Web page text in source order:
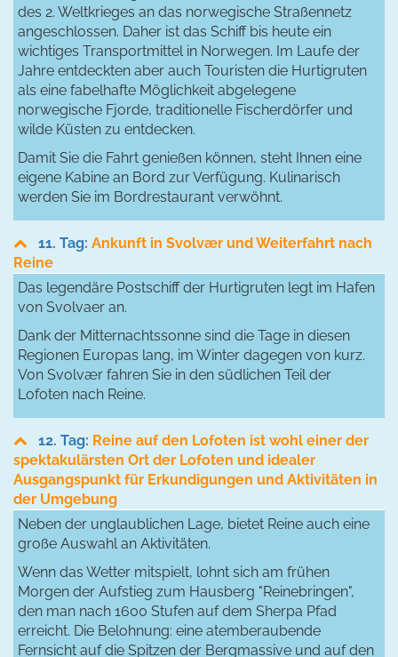
des 2. Weltkrieges an das norwegische Straßennetz
angeschlossen. Daher ist das Schiff bis heute ein
wichtiges Transportmittel in Norwegen. Im Laufe der
Jahre entdeckten aber auch Touristen die Hurtigruten
als eine fabelhafte Möglichkeit abgelegene
norwegische Fjorde, traditionelle Fischerdörfer und
wilde Küsten zu entdecken.
Damit Sie die Fahrt genießen können, steht Ihnen eine
eigene Kabine an Bord zur Verfügung. Kulinarisch
werden Sie im Bordrestaurant verwöhnt.
11. Tag: Ankunft in Svolvær und Weiterfahrt nach
Reine
Das legendäre Postschiff der Hurtigruten legt im Hafen
von Svolvaer an.
Dank der Mitternachtssonne sind die Tage in diesen
Regionen Europas lang, im Winter dagegen von kurz.
Von Svolvær fahren Sie in den südlichen Teil der
Lofoten nach Reine.
12. Tag: Reine auf den Lofoten ist wohl einer der
spektakulärsten Ort der Lofoten und idealer
Ausgangspunkt für Erkundigungen und Aktivitäten in
der Umgebung
Neben der unglaublichen Lage, bietet Reine auch eine
große Auswahl an Aktivitäten.
Wenn das Wetter mitspielt, lohnt sich am frühen
Morgen der Aufstieg zum Hausberg "Reinebringen",
den man nach 1600 Stufen auf dem Sherpa Pfad
erreicht. Die Belohnung: eine atemberaubende
Fernsicht auf die Spitzen der Bergmassive und auf den